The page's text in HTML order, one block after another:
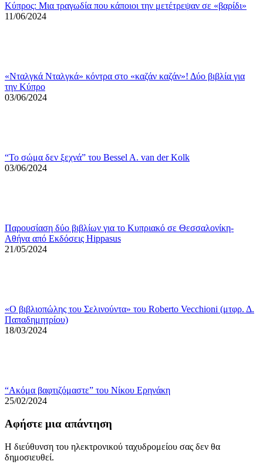
Κύπρος: Μια τραγωδία που κάποιοι την μετέτρεψαν σε «βαρίδι»
11/06/2024
«Νταλγκά Νταλγκά» κόντρα στο «καζάν καζάν»! Δύο βιβλία για
την Κύπρο
03/06/2024
“Το σώμα δεν ξεχνά” του Bessel A. van der Kolk
03/06/2024
Παρουσίαση δύο βιβλίων για το Κυπριακό σε Θεσσαλονίκη-
Αθήνα από Εκδόσεις Hippasus
21/05/2024
«Ο βιβλιoπώλης του Σελινούντα» του Roberto Vecchioni (μτφρ. Δ.
Παπαδημητρίου)
18/03/2024
“Ακόμα βαφτιζόμαστε” του Νίκου Ερηνάκη
25/02/2024
Αφήστε μια απάντηση
Η διεύθυνση του ηλεκτρονικού ταχυδρομείου σας δεν θα
δημοσιευθεί.